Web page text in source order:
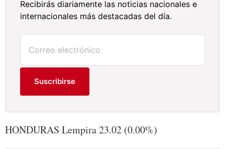
Recibirás diariamente las noticias nacionales e
internacionales más destacadas del día.
Suscribirse
HONDURAS Lempira 23.02 (0.00%)